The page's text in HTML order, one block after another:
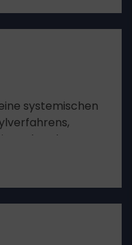
systemischen
Erkrankung